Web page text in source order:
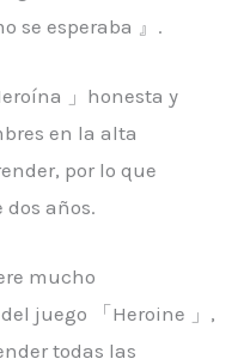
se esperaba 』.
」honesta y
en la alta
por lo que
años.
mucho
juego 「Heroine 」,
todas las